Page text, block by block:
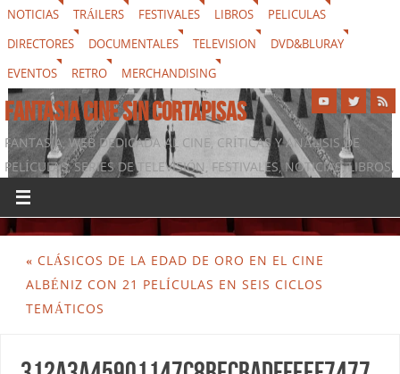
NOTICIAS TRÁILERS FESTIVALES LIBROS
PELICULAS
DIRECTORES
DOCUMENTALES TELEVISION
DVD&BLURAY
EVENTOS
RETRO MERCHANDISING
FANTASIA CINE SIN CORTAPISAS
FANTASIA, WEB DEDICADA AL CINE, CRÍTICAS Y ANÁLISIS DE
PELÍCULAS, SERIES DE TELEVISIÓN, FESTIVALES, NOTICIAS, LIBROS,
DVD & BLURAY, MERCHANDISING Y TODO LO QUE RODEA AL
SÉPTIMO ARTE
« CLÁSICOS DE LA EDAD DE ORO EN EL CINE
ALBÉNIZ CON 21 PELÍCULAS EN SEIS CICLOS
TEMÁTICOS